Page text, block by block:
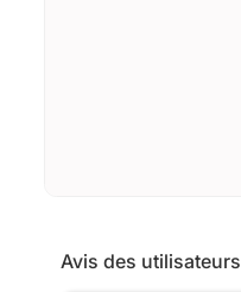
Avis des utilisateurs